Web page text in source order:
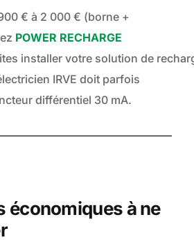
€ à 2 000 € (borne +
POWER RECHARGE
installer votre solution de
IRVE doit parfois
différentiel 30 mA.
économiques à ne